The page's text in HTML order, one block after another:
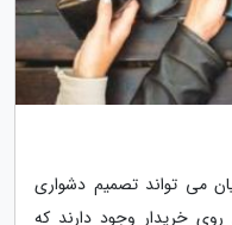
می تواند تصمیم دشواری
خریدار وجود دارند که